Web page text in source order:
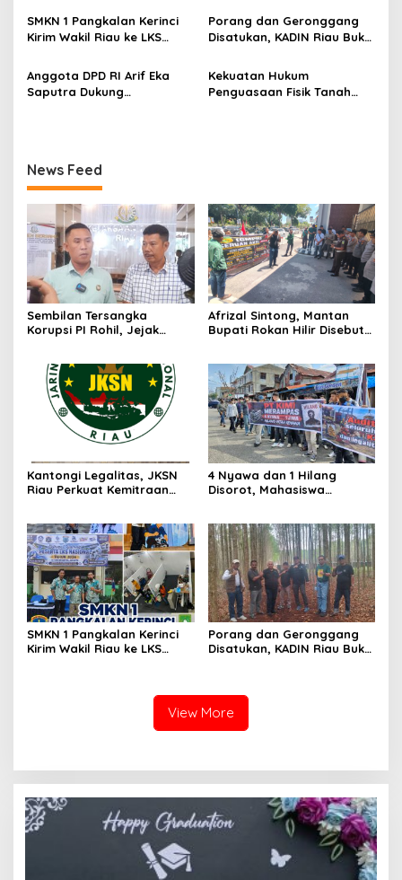
s
Ketahanan Bangsa
Pelindo
SMKN 1 Pangkalan Kerinci
Kirim Wakil Riau ke LKS
Porang dan Geronggang
Disatukan, KADIN Riau Buka
Bengkalis
Anggota DPD RI Arif Eka
Saputra Dukung
Kekuatan Hukum
Penguasaan Fisik Tanah
News Feed
Sembilan Tersangka
Korupsi PI Rohil, Jejak
Afrizal Sintong, Mantan
Bupati Rokan Hilir Disebut
Desak Usut Dividen Rp331,7
Miliar
Kantongi Legalitas, JKSN
Riau Perkuat Kemitraan
4 Nyawa dan 1 Hilang
Disorot, Mahasiswa
SMKN 1 Pangkalan Kerinci
Kirim Wakil Riau ke LKS
Porang dan Geronggang
Disatukan, KADIN Riau Buka
View More